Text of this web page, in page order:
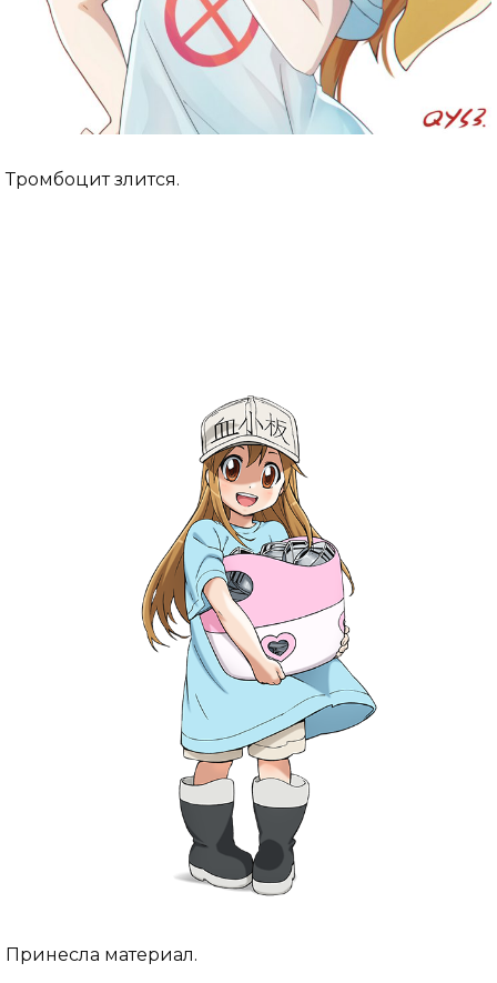
Тромбоцит злится.
Принесла материал.